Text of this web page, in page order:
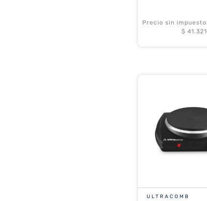
Precio sin
$ 41.321
ULTRACOMB